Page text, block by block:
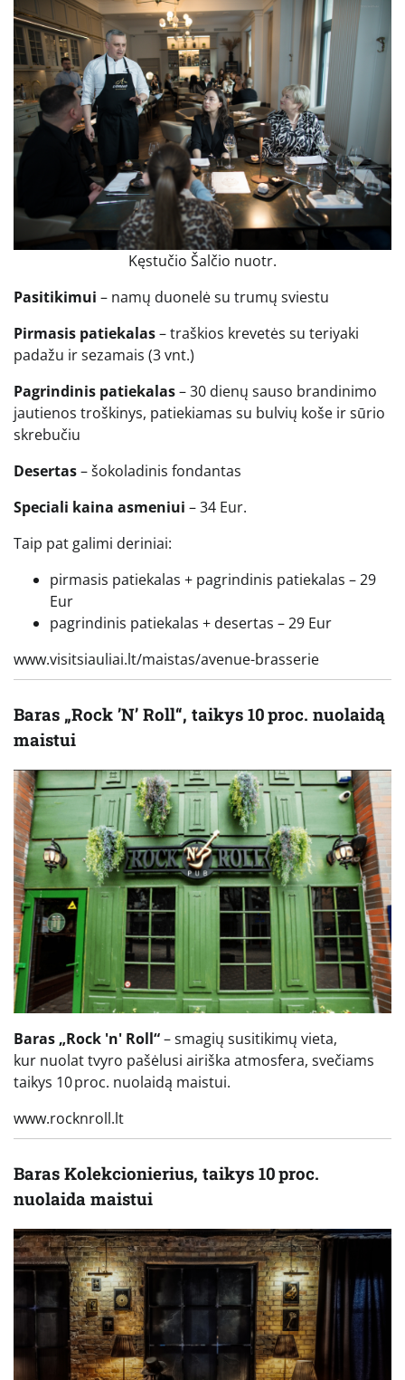
Kęstučio Šalčio nuotr.
Pasitikimui – namų duonelė su trumų sviestu
Pirmasis patiekalas– traškios krevetės su teriyaki
padažu ir sezamais (3 vnt.)
Pagrindinis patiekalas– 30 dienų sauso brandinimo
jautienos troškinys, patiekiamas su bulvių koše ir sūrio
skrebučiu
Desertas– šokoladinis fondantas
Speciali kaina asmeniui – 34 Eur.
Taip pat galimi deriniai:
pirmasis patiekalas + pagrindinis patiekalas – 29
Eur
pagrindinis patiekalas + desertas – 29 Eur
www.visitsiauliai.lt/maistas/avenue-brasserie
Baras „Rock ’N’ Roll“, taikys 10 proc. nuolaidą
maistui
Baras „Rock 'n' Roll“– smagių susitikimų vieta,
kur nuolat tvyro pašėlusi airiška atmosfera, svečiams
taikys 10 proc. nuolaidą maistui.
www.rocknroll.lt
Baras Kolekcionierius, taikys 10 proc.
nuolaida maistui